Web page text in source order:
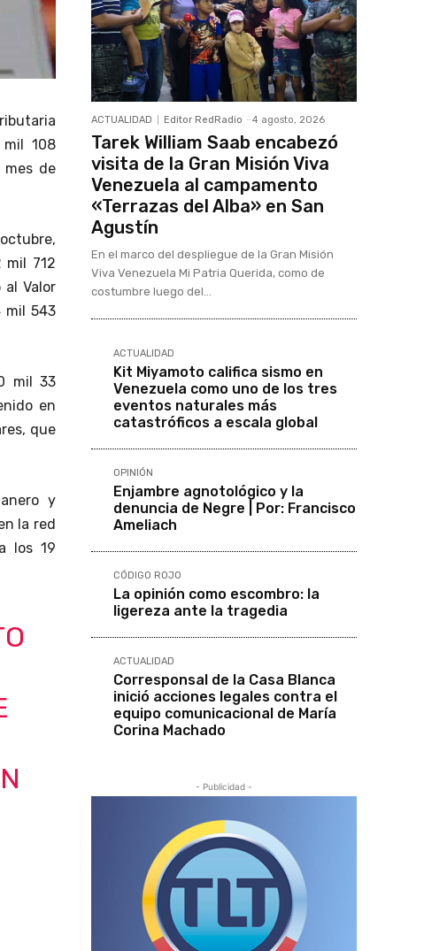
mil 108
de
mil 712
al Valor
mil 543
mil 33
en
que
y
la red
los 19
ACTUALIDAD Editor RedRadio - 4 agosto, 2026
Tarek William Saab encabezó
visita de la Gran Misión Viva
Venezuela al campamento
«Terrazas del Alba» en San
Agustín
En el marco del despliegue de la Gran Misión
Viva Venezuela Mi Patria Querida, como de
costumbre luego del...
ACTUALIDAD
Kit Miyamoto califica sismo en
Venezuela como uno de los tres
eventos naturales más
catastróficos a escala global
OPINIÓN
Enjambre agnotológico y la
denuncia de Negre | Por: Francisco
Ameliach
CÓDIGO ROJO
La opinión como escombro: la
ligereza ante la tragedia
ACTUALIDAD
Corresponsal de la Casa Blanca
inició acciones legales contra el
equipo comunicacional de María
Corina Machado
- Publicidad -